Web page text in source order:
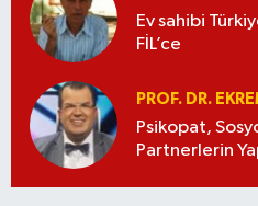
Ev sahibi
FİL’ce
PROF. DR.
Psikopat,
Partnerlerin